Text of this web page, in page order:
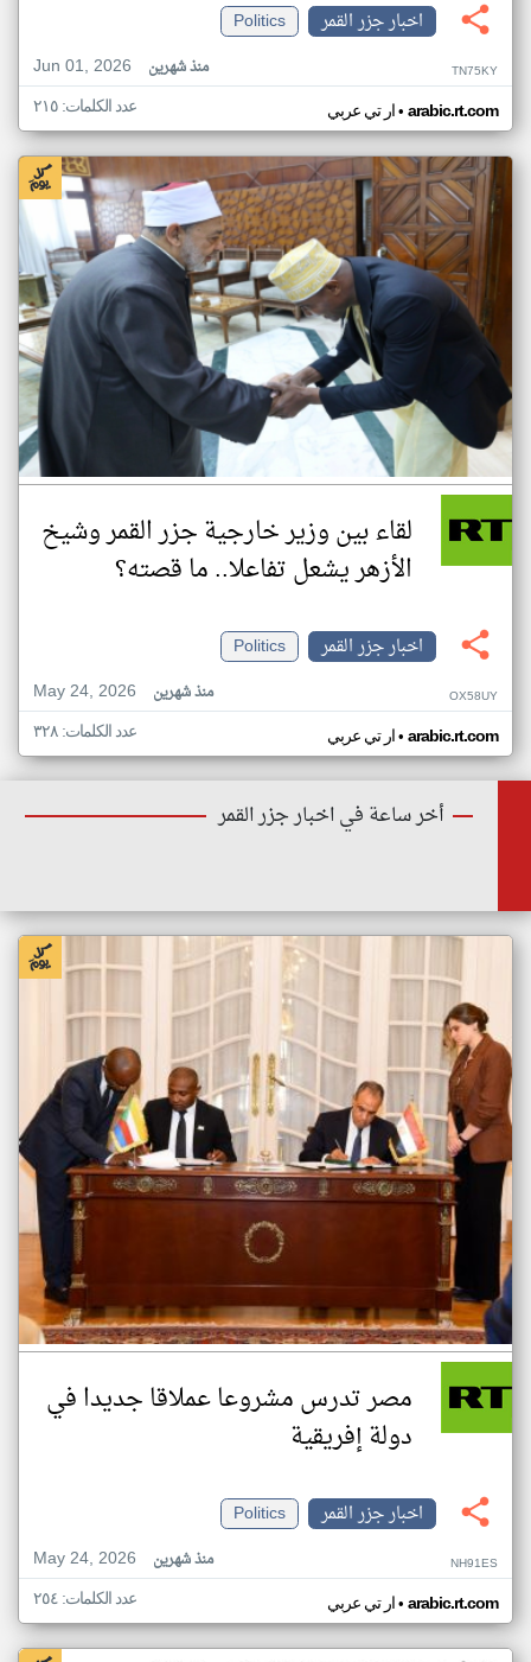
اخبار جزر القمر
Politics
Jun 01, 2026
منذ شهرين TN75KY
ار تي عربي• arabic.rt.com عدد الكلمات: ٢١٥
لقاء بين وزير خارجية جزر القمر وشيخ
الأزهر يشعل تفاعلا.. ما قصته؟
اخبار جزر القمر
Politics
May 24, 2026
منذ شهرين OX58UY
ار تي عربي• arabic.rt.com عدد الكلمات: ٣٢٨
أخر ساعة في اخبار جزر القمر
مصر تدرس مشروعا عملاقا جديدا في
دولة إفريقية
اخبار جزر القمر
Politics
May 24, 2026
منذ شهرين NH91ES
ار تي عربي• arabic.rt.com عدد الكلمات: ٢٥٤